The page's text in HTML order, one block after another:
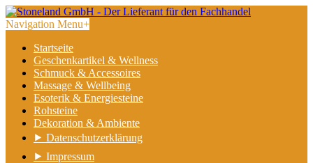
Navigation Menu+
Startseite
Geschenkartikel & Wellness
Schmuck & Accessoires
Massage & Wellbeing
Esoterik & Energiesteine
Rohsteine
Dekoration & Ambiente
⯈ Datenschutzerklärung
⯈ Impressum